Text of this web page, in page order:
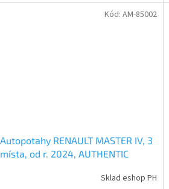
Autopotahy RENAULT MASTER IV, 3
místa, od r. 2024, AUTHENTIC
Sklad eshop PH
Kód: AM-85002